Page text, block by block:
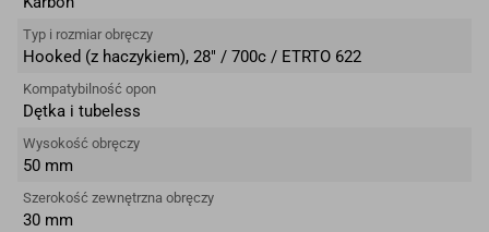
Typ i rozmiar obręczy
Hooked (z haczykiem), 28″ / 700c / ETRTO 622
Kompatybilność opon
Dętka i tubeless
Wysokość obręczy
50 mm
Szerokość zewnętrzna obręczy
30 mm